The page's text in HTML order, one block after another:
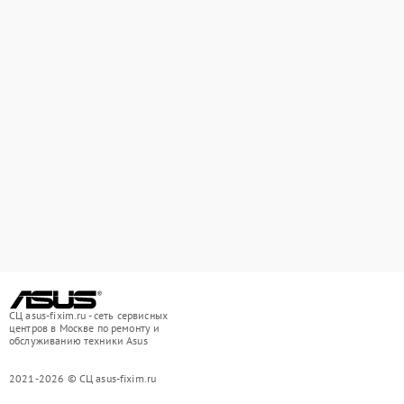
СЦ asus-fixim.ru - сеть сервисных
центров в Москве по ремонту и
обслуживанию техники Asus
2021-2026 © СЦ asus-fixim.ru